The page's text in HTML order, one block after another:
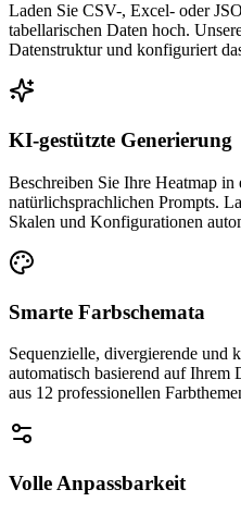
Laden Sie CSV-, Excel- oder
tabellarischen Daten hoch.
Datenstruktur und konfiguriert
KI-gestützte Generierung
Beschreiben Sie Ihre Heatmap
natürlichsprachlichen Prompts.
Skalen und Konfigurationen
Smarte Farbschemata
Sequenzielle, divergierende und
automatisch basierend auf Ihrem
aus 12 professionellen
Volle Anpassbarkeit